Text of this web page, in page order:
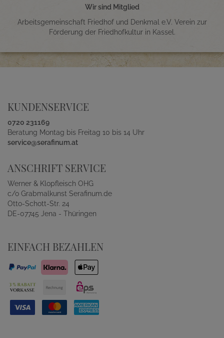
Wir sind Mitglied
Arbeitsgemeinschaft Friedhof und Denkmal e.V. Verein zur
Förderung der Friedhofkultur in Kassel.
KUNDENSERVICE
0720 231169
Beratung Montag bis Freitag 10 bis 14 Uhr
service@serafinum.at
ANSCHRIFT SERVICE
Werner & Klopfleisch OHG
c/o Grabmalkunst Serafinum.de
Otto-Schott-Str. 24
DE-07745 Jena - Thüringen
EINFACH BEZAHLEN